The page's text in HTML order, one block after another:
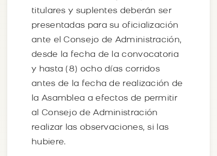
titulares y suplentes deberán ser
presentadas para su oficialización
ante el Consejo de Administración,
desde la fecha de la convocatoria
y hasta (8) ocho días corridos
antes de la fecha de realización de
la Asamblea a efectos de permitir
al Consejo de Administración
realizar las observaciones, si las
hubiere.